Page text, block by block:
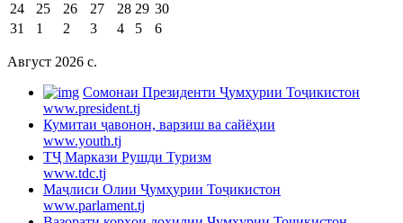
24
25 26 27 28 29 30
31
1 2 3 4 5 6
Август 2026 c.
Cомонаи Президенти Ҷумҳурии Тоҷикистон
www.president.tj
Кумитаи ҷавонон, варзиш ва сайёҳии
www.youth.tj
ТҶ Маркази Рушди Туризм
www.tdc.tj
Маҷлиси Олии Ҷумҳурии Тоҷикистон
www.parlament.tj